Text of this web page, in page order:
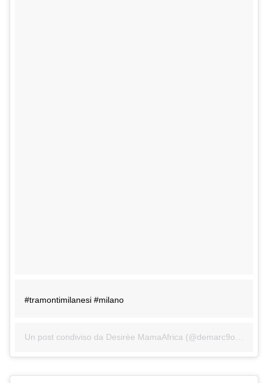
#tramontimilanesi #milano
Un post condiviso da Desirèe MamaAfrica (@demarc9o) in data: